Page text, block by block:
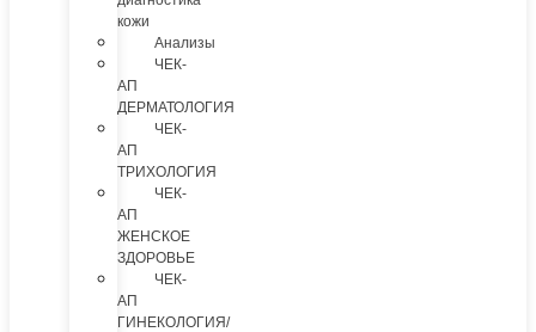
кожи
Анализы
ЧЕК-
АП
ДЕРМАТОЛОГИЯ
ЧЕК-
АП
ТРИХОЛОГИЯ
ЧЕК-
АП
ЖЕНСКОЕ
ЗДОРОВЬЕ
ЧЕК-
АП
ГИНЕКОЛОГИЯ/